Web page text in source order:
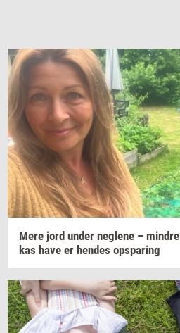
Mere jord under neg­le­ne – min­dre
kas have er hen­des op­spa­ring